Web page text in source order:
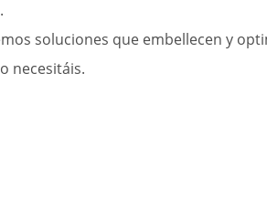
soluciones que embellecen y
necesitáis.